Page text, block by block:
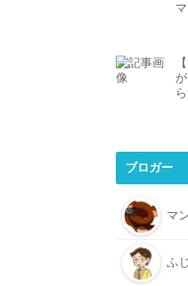
ブロガー
マ
ふ